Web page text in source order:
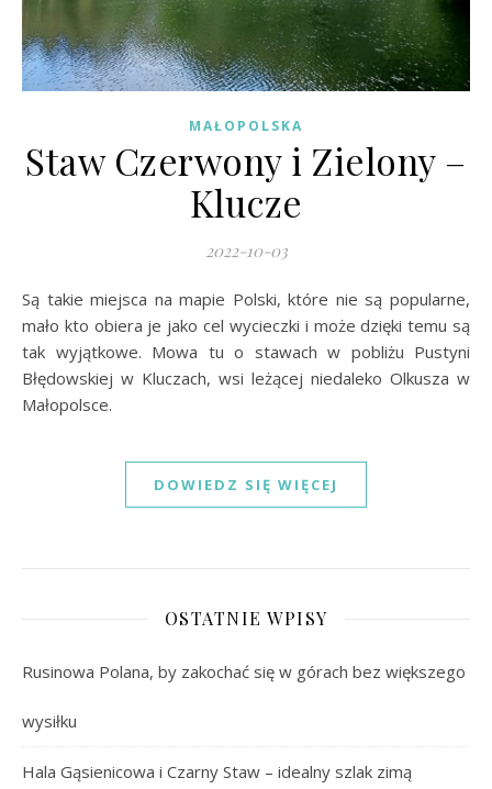
MAŁOPOLSKA
Staw Czerwony i Zielony –
Klucze
2022-10-03
Są takie miejsca na mapie Polski, które nie są popularne,
mało kto obiera je jako cel wycieczki i może dzięki temu są
tak wyjątkowe. Mowa tu o stawach w pobliżu Pustyni
Błędowskiej w Kluczach, wsi leżącej niedaleko Olkusza w
Małopolsce.
DOWIEDZ SIĘ WIĘCEJ
OSTATNIE WPISY
Rusinowa Polana, by zakochać się w górach bez większego
wysiłku
Hala Gąsienicowa i Czarny Staw – idealny szlak zimą